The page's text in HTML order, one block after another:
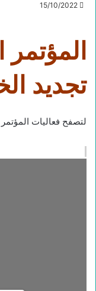
15/10/2022
المؤتمر
تجديد
لتصفح فعاليات